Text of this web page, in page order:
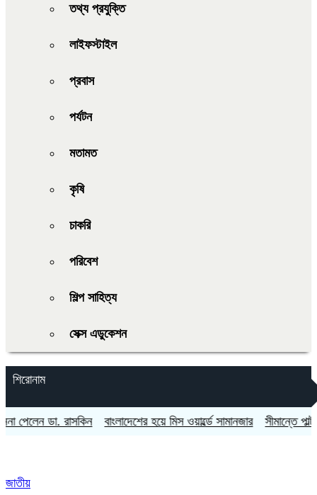
তথ্য প্রযুক্তি
লাইফস্টাইল
প্রবাস
পর্যটন
মতামত
কৃষি
চাকরি
পরিবেশ
শিল্প সাহিত্য
সেক্স এডুকেশন
শিরোনাম
ডা. রাসকিন বাংলাদেশের হয়ে মিস ওয়ার্ল্ডে সামানজার সীমান্তে
জাতীয়